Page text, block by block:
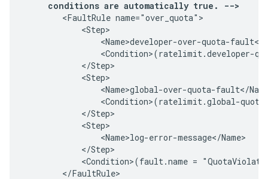
        <FaultRule name="over_quota">
            <Step>
<Name>developer-over-quota-fault</
<Condition>(ratelimit.developer-
            </Step>
            <Step>
<Name>global-over-quota-fault</
<Condition>(ratelimit.global-
            </Step>
            <Step>
                <Name>log-error-message</Name>
            </Step>
<Condition>(fault.name =